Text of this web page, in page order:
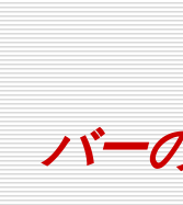
バー